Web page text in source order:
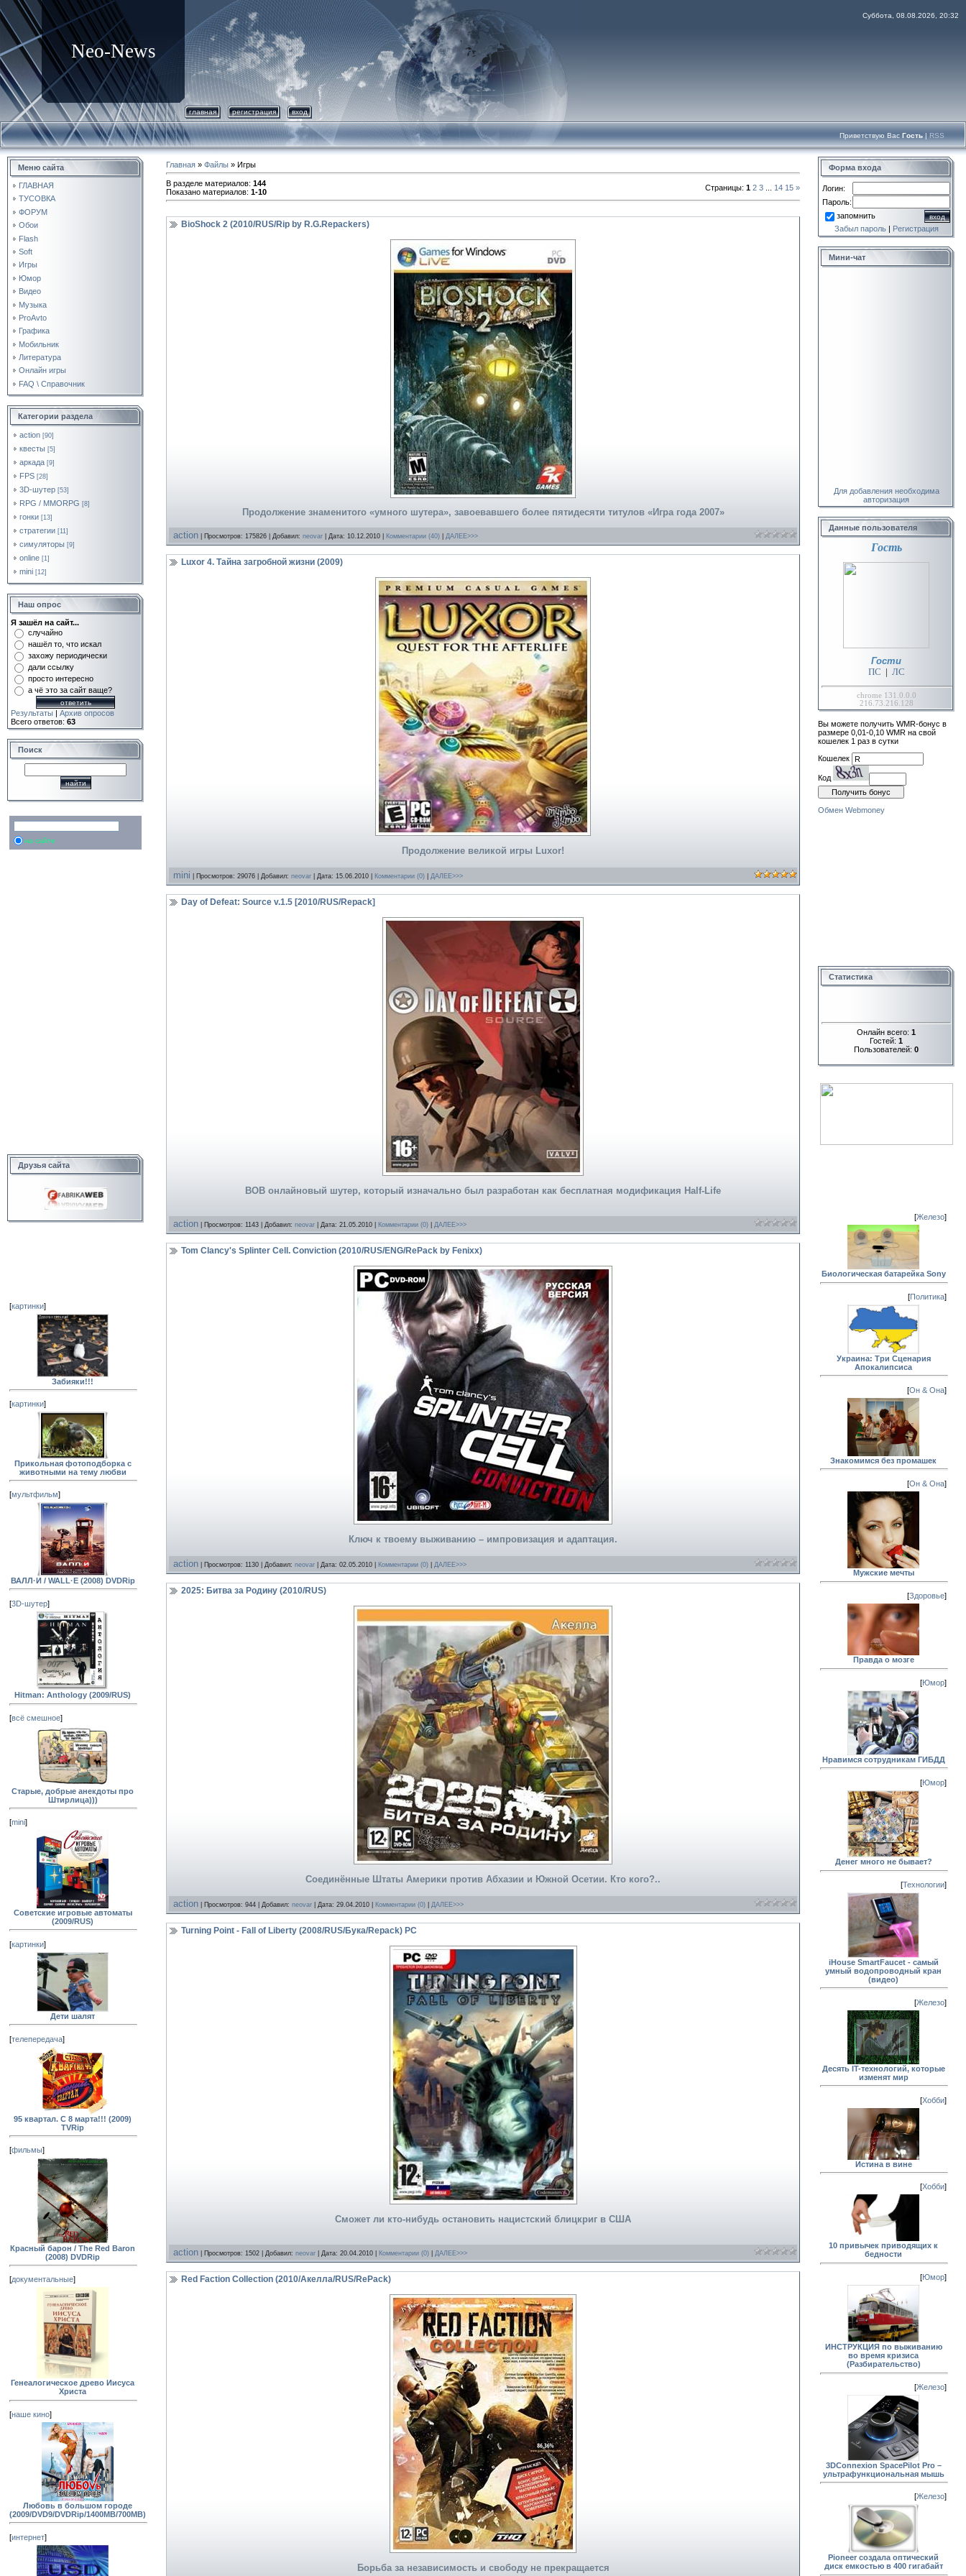
Neo-News
Суббота, 08.08.2026, 20:32
главная регистрация вход
Приветствую Вас Гость | RSS
Меню сайта
ГЛАВНАЯ
ТУСОВКА
ФОРУМ
Обои
Flash
Soft
Игры
Юмор
Видео
Музыка
ProAvto
Графика
Мобильник
Литература
Онлайн игры
FAQ \ Справочник
Категории раздела
action [90]
квесты [5]
аркада [9]
FPS [28]
3D-шутер [53]
RPG / MMORPG [8]
гонки [13]
стратегии [11]
симуляторы [9]
online [1]
mini [12]
Наш опрос
Я зашёл на сайт...
случайно
нашёл то, что искал
захожу периодически
дали ссылку
просто интересно
а чё это за сайт ваще?
Результаты | Архив опросов
Всего ответов: 63
Поиск
на сайте
Друзья сайта
[картинки]
Забияки!!!
[картинки]
Прикольная фотоподборка с
животными на тему любви
[мультфильм]
ВАЛЛ·И / WALL·E (2008) DVDRip
[3D-шутер]
Hitman: Anthology (2009/RUS)
[всё смешное]
Старые, добрые анекдоты про
Штирлица)))
[mini]
Советские игровые автоматы
(2009/RUS)
[картинки]
Дети шалят
[телепередача]
95 квартал. С 8 марта!!! (2009)
TVRip
[фильмы]
Красный барон / The Red Baron
(2008) DVDRip
[документальные]
Генеалогическое древо Иисуса
Христа
[наше кино]
Любовь в большом городе
(2009/DVD9/DVDRip/1400MB/700MB)
[интернет]
Главная » Файлы » Игры
В разделе материалов: 144
Показано материалов: 1-10 Страницы: 1 2 3 14 15 »
BioShock 2 (2010/RUS/Rip by R.G.Repackers)
Продолжение знаменитого «умного шутера», завоевавшего более пятидесяти титулов «Игра года 2007»
action | Просмотров: 175826 | Добавил: neovar | Дата: 10.12.2010 Комментарии (40) ДАЛЕЕ>>>
Luxor 4. Тайна загробной жизни (2009)
Продолжение великой игры Luxor!
mini | Просмотров: 29076 | Добавил: neovar | Дата: 15.06.2010 Комментарии (0) ДАЛЕЕ>>>
Day of Defeat: Source v.1.5 [2010/RUS/Repack]
ВОВ онлайновый шутер, который изначально был разработан как бесплатная модификация Half-Life
action | Просмотров: 1143 | Добавил: neovar | Дата: 21.05.2010 Комментарии (0) ДАЛЕЕ>>>
Tom Clancy's Splinter Cell. Conviction (2010/RUS/ENG/RePack by Fenixx)
Ключ к твоему выживанию – импровизация и адаптация.
action | Просмотров: 1130 | Добавил: neovar | Дата: 02.05.2010 Комментарии (0) ДАЛЕЕ>>>
2025: Битва за Родину (2010/RUS)
Соединённые Штаты Америки против Абхазии и Южной Осетии. Кто кого?..
action | Просмотров: 944 | Добавил: neovar | Дата: 29.04.2010 Комментарии (0) ДАЛЕЕ>>>
Turning Point - Fall of Liberty (2008/RUS/Бука/Repack) PC
Сможет ли кто-нибудь остановить нацистский блицкриг в США
action | Просмотров: 1502 | Добавил: neovar | Дата: 20.04.2010 Комментарии (0) ДАЛЕЕ>>>
Red Faction Collection (2010/Акелла/RUS/RePack)
Борьба за независимость и свободу не прекращается
Форма входа
Логин:
Пароль:
запомнить
Забыл пароль| Регистрация
Мини-чат
Для добавления необходима
авторизация
Данные пользователя
Гость
Гости
ПС | ЛС
chrome 131.0.0.0
216.73.216.128
Вы можете получить WMR-бонус в
размере 0,01-0,10 WMR на свой
кошелек 1 раз в сутки
Кошелек
Код
Обмен Webmoney
Статистика
Онлайн всего: 1
Гостей: 1
Пользователей: 0
[Железо]
Биологическая батарейка Sony
[Политика]
Украина: Три Сценария
Апокалипсиса
[Он & Она]
Знакомимся без промашек
[Он & Она]
Мужские мечты
[Здоровье]
Правда о мозге
[Юмор]
Нравимся сотрудникам ГИБДД
[Юмор]
Денег много не бывает?
[Технологии]
iHouse SmartFaucet - самый
умный водопроводный кран
(видео)
[Железо]
Десять IT-технологий, которые
изменят мир
[Хобби]
Истина в вине
[Хобби]
10 привычек приводящих к
бедности
[Юмор]
ИНСТРУКЦИЯ по выживанию
во время кризиса
(Разбирательство)
[Железо]
3DConnexion SpacePilot Pro –
ультрафункциональная мышь
[Железо]
Pioneer создала оптический
диск емкостью в 400 гигабайт